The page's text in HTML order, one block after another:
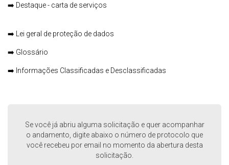
➡️ Destaque - carta de serviços
➡️ Lei geral de proteção de dados
➡️ Glossário
➡️ Informações Classificadas e Desclassificadas
Se você já abriu alguma solicitação e quer acompanhar
o andamento, digite abaixo o número de protocolo que
você recebeu por email no momento da abertura desta
solicitação.